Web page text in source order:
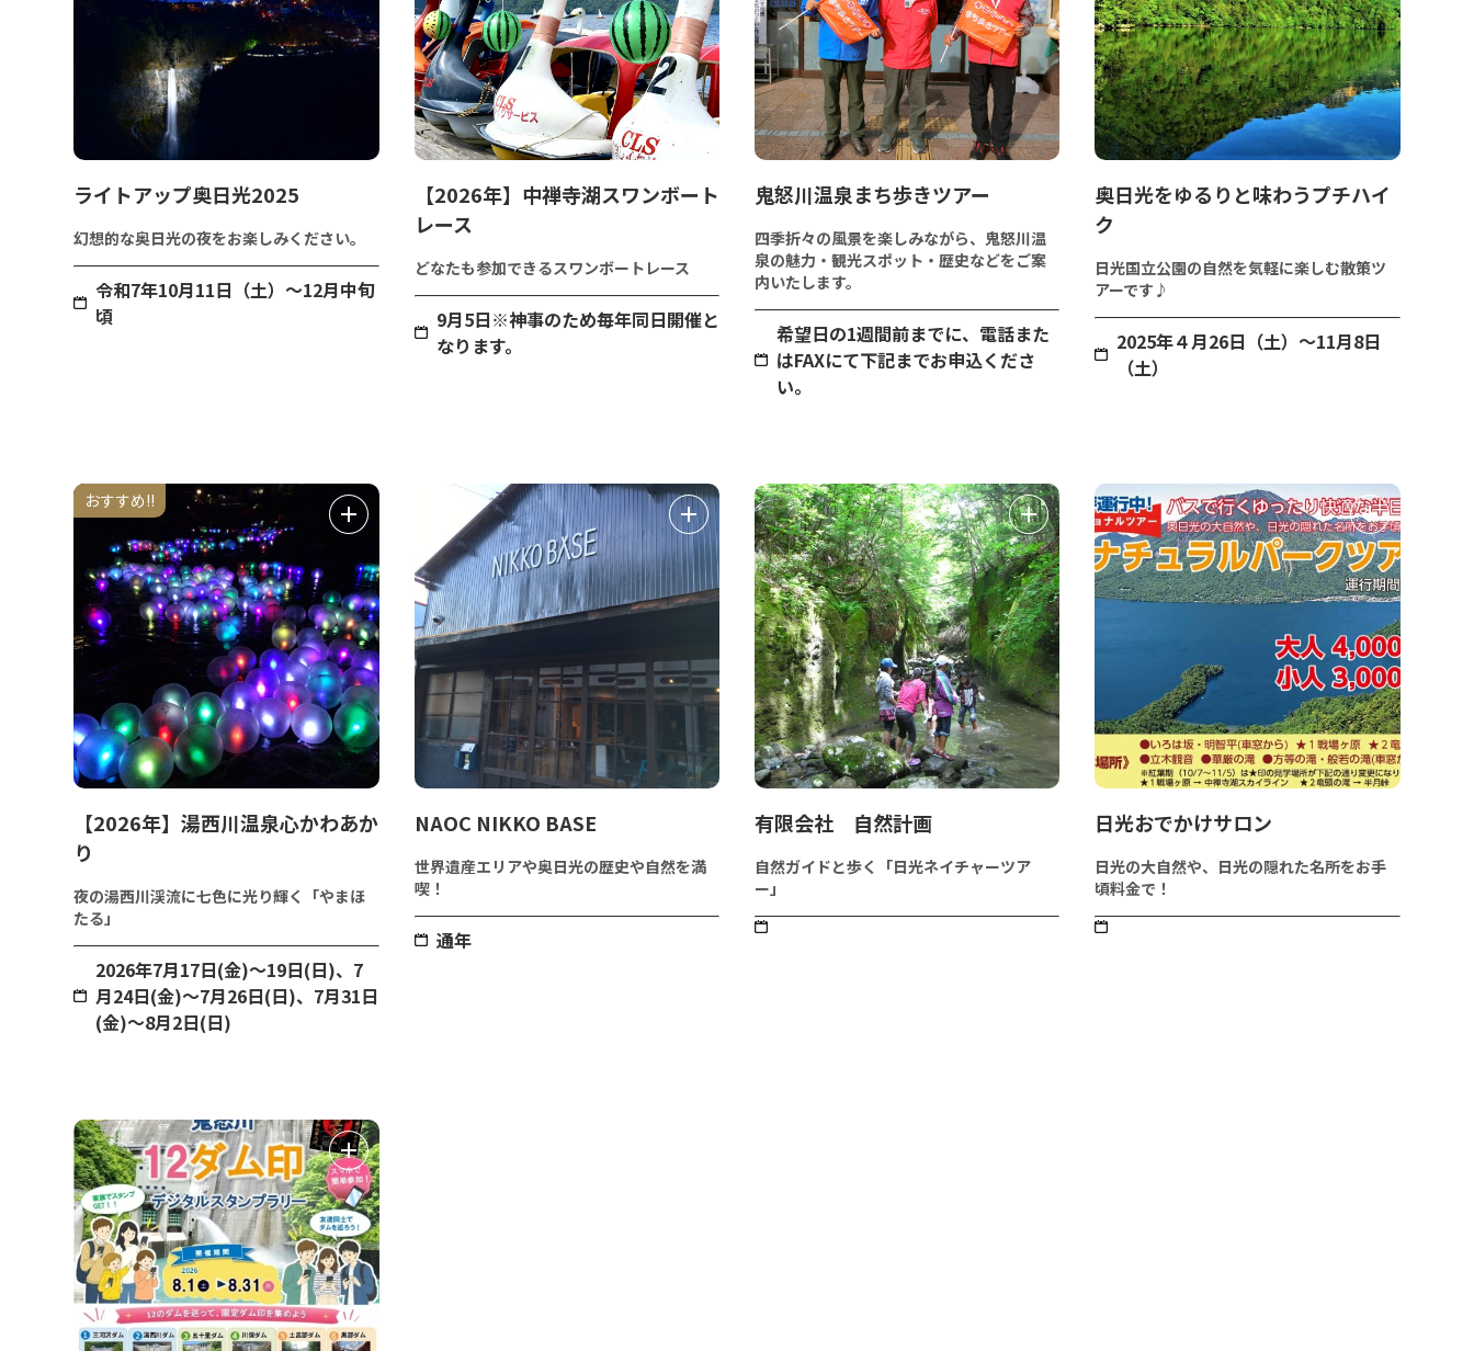
ライトアップ奥日光2025
幻想的な奥日光の夜をお楽しみください。
令和7年10月11日（土）～12月中旬
頃
【2026年】中禅寺湖スワンボート
レース
どなたも参加できるスワンボートレース
9月5日※神事のため毎年同日開催と
なります。
鬼怒川温泉まち歩きツアー
四季折々の風景を楽しみながら、鬼怒川温
泉の魅力・観光スポット・歴史などをご案
内いたします。
希望日の1週間前までに、電話また
はFAXにて下記までお申込くださ
い。
奥日光をゆるりと味わうプチハイ
ク
日光国立公園の自然を気軽に楽しむ散策ツ
アーです♪
2025年４月26日（土）～11月8日
（土）
おすすめ!!
【2026年】湯西川温泉心かわあか
り
夜の湯西川渓流に七色に光り輝く「やまほ
たる」
2026年7月17日(金)～19日(日)、7
月24日(金)～7月26日(日)、7月31日
(金)～8月2日(日)
NAOC NIKKO BASE
世界遺産エリアや奥日光の歴史や自然を満
喫！
通年
有限会社 自然計画
自然ガイドと歩く「日光ネイチャーツア
ー」
日光おでかけサロン
日光の大自然や、日光の隠れた名所をお手
頃料金で！